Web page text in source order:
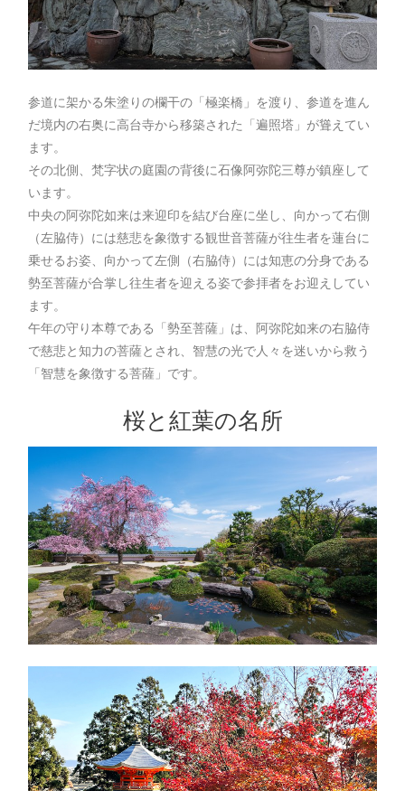
参道に架かる朱塗りの欄干の「極楽橋」を渡り、参道を進ん
だ境内の右奥に高台寺から移築された「遍照塔」が聳えてい
ます。
その北側、梵字状の庭園の背後に石像阿弥陀三尊が鎮座して
います。
中央の阿弥陀如来は来迎印を結び台座に坐し、向かって右側
（左脇侍）には慈悲を象徴する観世音菩薩が往生者を蓮台に
乗せるお姿、向かって左側（右脇侍）には知恵の分身である
勢至菩薩が合掌し往生者を迎える姿で参拝者をお迎えしてい
ます。
午年の守り本尊である「勢至菩薩」は、阿弥陀如来の右脇侍
で慈悲と知力の菩薩とされ、智慧の光で人々を迷いから救う
「智慧を象徴する菩薩」です。
桜と紅葉の名所